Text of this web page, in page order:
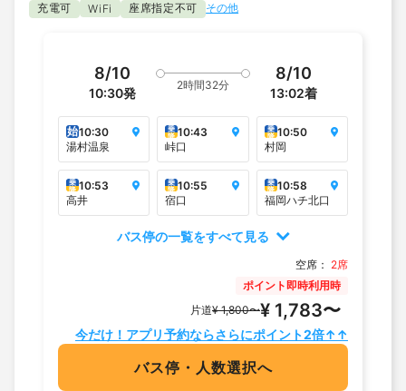
充電可
WiFi 座席指定不可 その他
8/10
10:30発
2時間32分
8/10
13:02着
始10:30
湯村温泉
乗
降 10:43
峠口
乗
降 10:50
村岡
乗
降 10:53
高井
乗
降 10:55
宿口
乗
降 10:58
福岡ハチ北口
バス停の一覧をすべて見る
空席： 2席
ポイント即時利用時
片道¥ 1,800〜¥ 1,783〜
今だけ！アプリ予約ならさらにポイント2倍↑↑
バス停・人数選択へ